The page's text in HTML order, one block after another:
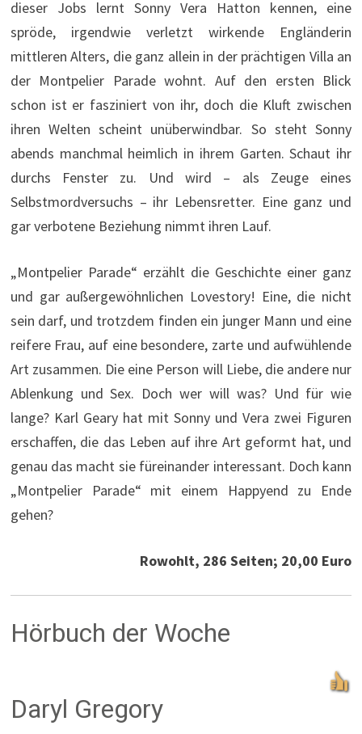
dieser Jobs lernt Sonny Vera Hatton kennen, eine
spröde, irgendwie verletzt wirkende Engländerin
mittleren Alters, die ganz allein in der prächtigen Villa an
der Montpelier Parade wohnt. Auf den ersten Blick
schon ist er fasziniert von ihr, doch die Kluft zwischen
ihren Welten scheint unüberwindbar. So steht Sonny
abends manchmal heimlich in ihrem Garten. Schaut ihr
durchs Fenster zu. Und wird – als Zeuge eines
Selbstmordversuchs – ihr Lebensretter. Eine ganz und
gar verbotene Beziehung nimmt ihren Lauf.
„Montpelier Parade“ erzählt die Geschichte einer ganz
und gar außergewöhnlichen Lovestory! Eine, die nicht
sein darf, und trotzdem finden ein junger Mann und eine
reifere Frau, auf eine besondere, zarte und aufwühlende
Art zusammen. Die eine Person will Liebe, die andere nur
Ablenkung und Sex. Doch wer will was? Und für wie
lange? Karl Geary hat mit Sonny und Vera zwei Figuren
erschaffen, die das Leben auf ihre Art geformt hat, und
genau das macht sie füreinander interessant. Doch kann
„Montpelier Parade“ mit einem Happyend zu Ende
gehen?
Rowohlt, 286 Seiten; 20,00 Euro
Hörbuch der Woche
Daryl Gregory